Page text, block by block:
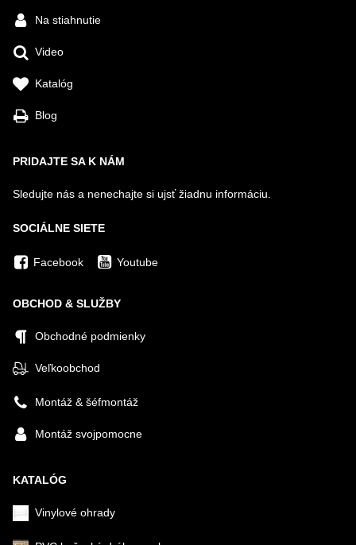
Na stiahnutie
Video
Katalóg
Blog
PRIDAJTE SA K NÁM
Sledujte nás a nenechajte si ujsť žiadnu informáciu.
SOCIÁLNE SIETE
Facebook Youtube
OBCHOD & SLUŽBY
Obchodné podmienky
Veľkoobchod
Montáž & šéfmontáž
Montáž svojpomocne
KATALÓG
Vinylové ohrady